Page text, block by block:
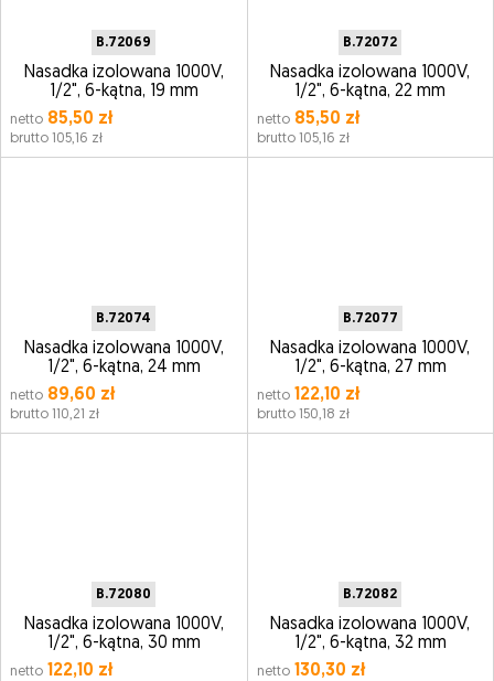
B.72069
Nasadka izolowana 1000V,
1/2", 6-kątna, 19 mm
netto 85,50 zł
brutto 105,16 zł
B.72072
Nasadka izolowana 1000V,
1/2", 6-kątna, 22 mm
netto85,50 zł
brutto 105,16 zł
B.72074
Nasadka izolowana 1000V,
1/2", 6-kątna, 24 mm
netto 89,60 zł
brutto 110,21 zł
B.72077
Nasadka izolowana 1000V,
1/2", 6-kątna, 27 mm
netto122,10 zł
brutto 150,18 zł
B.72080
Nasadka izolowana 1000V,
1/2", 6-kątna, 30 mm
netto 122,10 zł
B.72082
Nasadka izolowana 1000V,
1/2", 6-kątna, 32 mm
netto130,30 zł